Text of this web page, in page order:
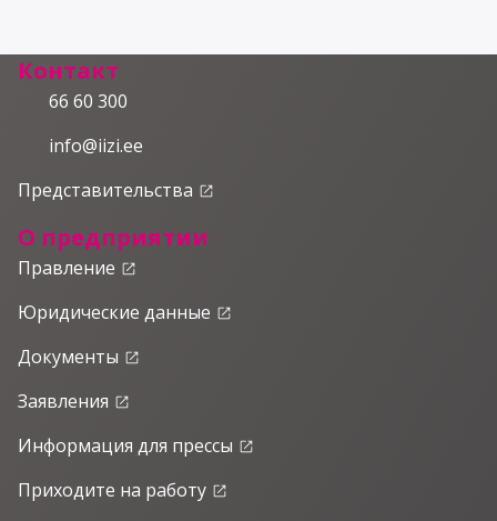
Контакт
66 60 300
info@iizi.ee
Представительства launch
О предприятии
Правление launch
Юридические данные launch
Документы launch
Заявления launch
Информация для прессы launch
Приходите на работу launch